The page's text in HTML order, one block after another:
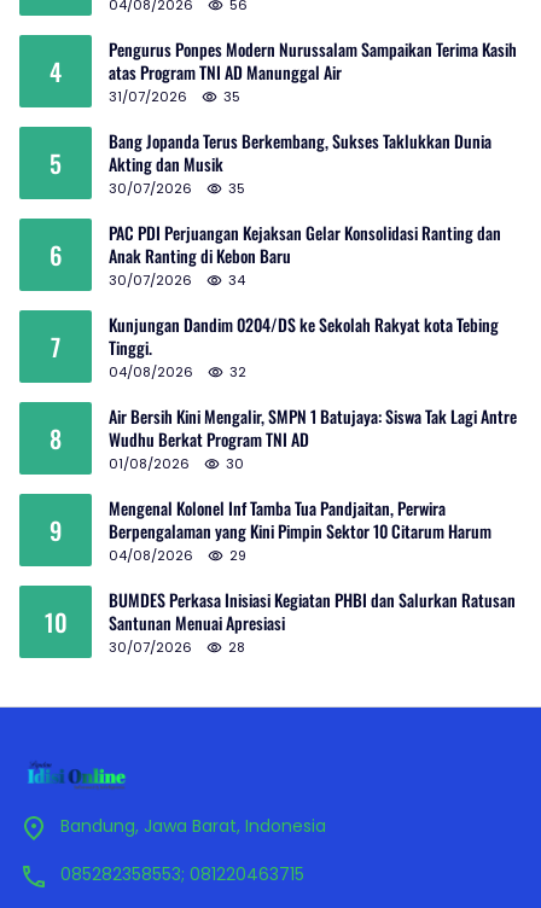
04/08/2026 56
4
Pengurus Ponpes Modern Nurussalam Sampaikan Terima Kasih
atas Program TNI AD Manunggal Air
31/07/2026 35
5
Bang Jopanda Terus Berkembang, Sukses Taklukkan Dunia
Akting dan Musik
30/07/2026 35
6
PAC PDI Perjuangan Kejaksan Gelar Konsolidasi Ranting dan
Anak Ranting di Kebon Baru
30/07/2026 34
7
Kunjungan Dandim 0204/DS ke Sekolah Rakyat kota Tebing
Tinggi.
04/08/2026 32
8
Air Bersih Kini Mengalir, SMPN 1 Batujaya: Siswa Tak Lagi Antre
Wudhu Berkat Program TNI AD
01/08/2026 30
9
Mengenal Kolonel Inf Tamba Tua Pandjaitan, Perwira
Berpengalaman yang Kini Pimpin Sektor 10 Citarum Harum
04/08/2026 29
10
BUMDES Perkasa Inisiasi Kegiatan PHBI dan Salurkan Ratusan
Santunan Menuai Apresiasi
30/07/2026 28
Bandung, Jawa Barat, Indonesia
085282358553; 081220463715